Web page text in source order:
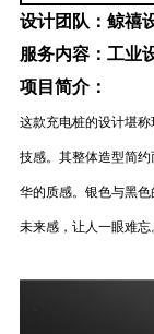
设计团队： 鲸禧
服务内容： 工业
项目简介：
这款充电桩的设计堪
技感。其整体造型简
华的质感。银色与黑
未来感，让人一眼难忘